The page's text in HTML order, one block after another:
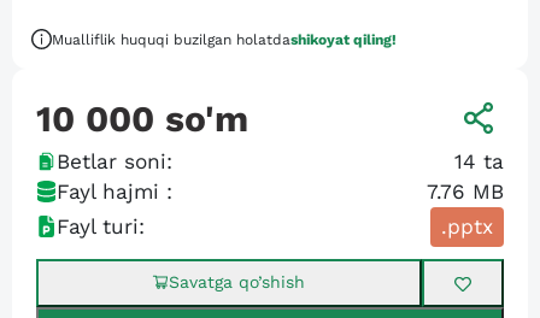
Mualliflik huquqi buzilgan holatdashikoyat qiling!
10 000 so'm
Betlar soni: 14 ta
Fayl hajmi :
7.76 MB
Fayl turi:
.pptx
Savatga qo’shish